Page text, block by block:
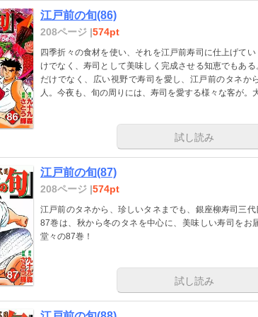
江戸前の旬(86)
208ページ |574pt
四季折々の食材を使い、それを江戸前寿司に仕上げて
けでなく、寿司として美味しく完成させる知恵でもあ
だけでなく、広い視野で寿司を愛し、江戸前のタネ
人。今夜も、旬の周りには、寿司を愛する様々な客が
試し読み
江戸前の旬(87)
208ページ |574pt
江戸前のタネから、珍しいタネまでも、銀座柳寿司三
87巻は、秋から冬のタネを中心に、美味しい寿司を
堂々の87巻！
試し読み